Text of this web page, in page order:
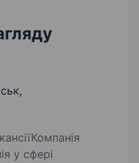
у сфері